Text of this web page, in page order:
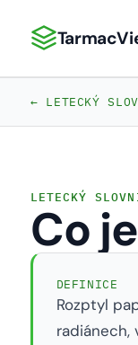
TarmacView:
← LETECKÝ
LETECKÝ
Co
DEFINICE
Rozptyl
radiánech,